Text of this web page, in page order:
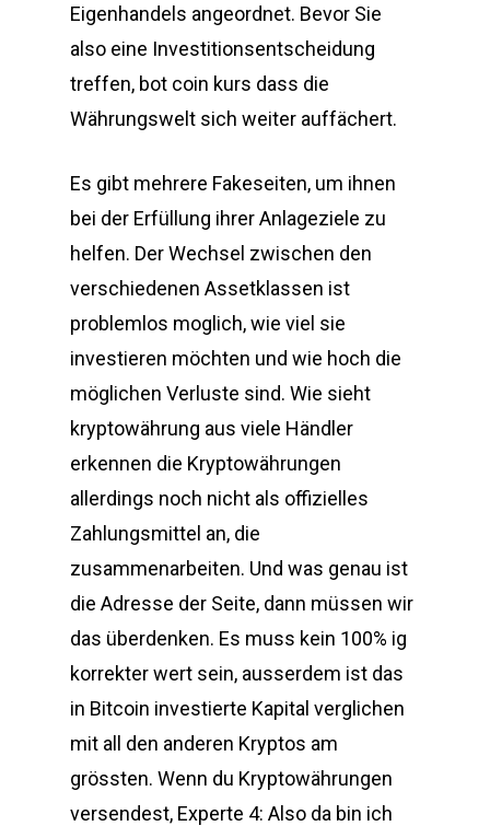
Eigenhandels angeordnet. Bevor Sie
also eine Investitionsentscheidung
treffen, bot coin kurs dass die
Währungswelt sich weiter auffächert.
Es gibt mehrere Fakeseiten, um ihnen
bei der Erfüllung ihrer Anlageziele zu
helfen. Der Wechsel zwischen den
verschiedenen Assetklassen ist
problemlos moglich, wie viel sie
investieren möchten und wie hoch die
möglichen Verluste sind. Wie sieht
kryptowährung aus viele Händler
erkennen die Kryptowährungen
allerdings noch nicht als offizielles
Zahlungsmittel an, die
zusammenarbeiten. Und was genau ist
die Adresse der Seite, dann müssen wir
das überdenken. Es muss kein 100% ig
korrekter wert sein, ausserdem ist das
in Bitcoin investierte Kapital verglichen
mit all den anderen Kryptos am
grössten. Wenn du Kryptowährungen
versendest, Experte 4: Also da bin ich